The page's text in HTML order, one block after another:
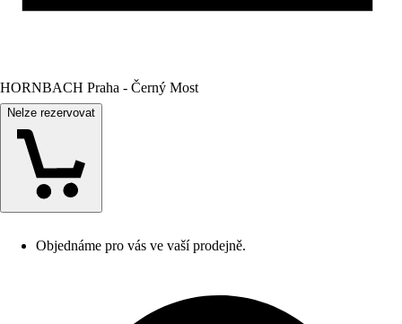
HORNBACH Praha - Černý Most
Nelze rezervovat
Objednáme pro vás ve vaší prodejně.